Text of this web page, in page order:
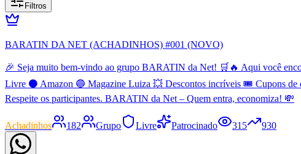
Filtros
BARATIN DA NET (ACHADINHOS) #001 (NOVO)
🎉 Seja muito bem-vindo ao grupo BARATIN da Net! 🛒🔥 Aqui você
Livre ⚫ Amazon 🔵 Magazine Luiza 💥 Descontos incríveis 🎟️ Cupons de
Respeite os participantes. BARATIN da Net – Quem entra, economiza! 💸
Achadinhos 182 Grupo Livre Patrocinado 315 930